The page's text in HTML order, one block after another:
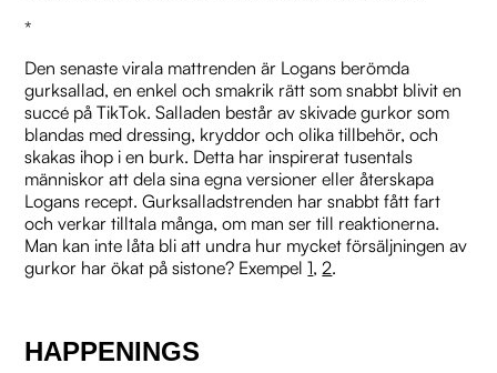
*
Den senaste virala mattrenden är Logans berömda
gurksallad, en enkel och smakrik rätt som snabbt blivit en
succé på TikTok. Salladen består av skivade gurkor som
blandas med dressing, kryddor och olika tillbehör, och
skakas ihop i en burk. Detta har inspirerat tusentals
människor att dela sina egna versioner eller återskapa
Logans recept. Gurksalladstrenden har snabbt fått fart
och verkar tilltala många, om man ser till reaktionerna.
Man kan inte låta bli att undra hur mycket försäljningen av
gurkor har ökat på sistone? Exempel1, 2.
HAPPENINGS